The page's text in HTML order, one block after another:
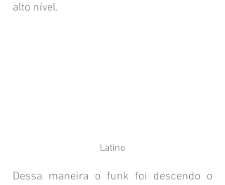
alto nível.
Latino
Dessa maneira o funk foi descendo o